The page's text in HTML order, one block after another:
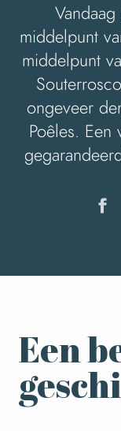
middelpunt
middelpunt
ongeveer
Poêles.
Een